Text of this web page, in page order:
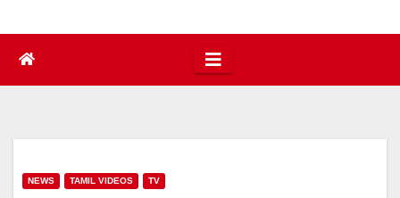
NEWS TAMIL VIDEOS TV